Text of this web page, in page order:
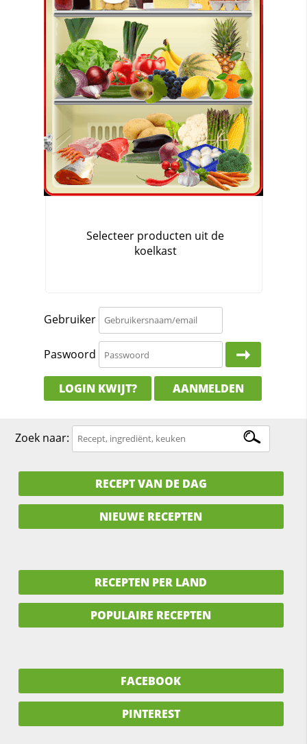
Gebruiker
Paswoord
LOGIN KWIJT? AANMELDEN
Zoek naar:
RECEPT VAN DE DAG
NIEUWE RECEPTEN
RECEPTEN PER LAND
POPULAIRE RECEPTEN
FACEBOOK
PINTEREST